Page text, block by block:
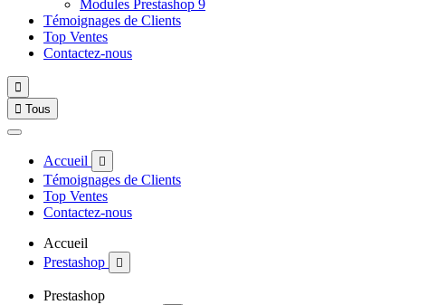
Modules Prestashop 9
Témoignages de Clients
Top Ventes
Contactez-nous

 Tous
Accueil 
Témoignages de Clients
Top Ventes
Contactez-nous
Accueil
Prestashop

Prestashop